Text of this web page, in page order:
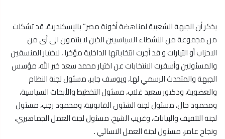
يذكر أن الجبهة الشعبية لمناهضة أخونة مصر” بالإسكندرية، قد تشكلت
من مجموعة من النشطاء السياسيين الذين لا ينتمون الى أى من
الاحزاب أو التيارات و قد أجرت انتخاباتها الداخلية مؤخرا ، لاختيار المنسقين
والمسئولين وأسفرت الانتخابات عن اختيار محمد سعد خير الله، مؤسس
الجبهة والمتحدث الرسمي لها، ويوسف جابر، مسئول لجنة النظام
والعضوية، ودكتور سعيد غلاب، مسئول التخطيط والأبحاث السياسية،
ومحمود حال، مسئول لجنة الشئون القانونية، ومحمود رجب، مسئول
لجنة التثقيف والبيانات، وغريب الشيخ، مسئول لجنة العمل الجماهيري،
ونجاح عامر، مسئول لجنة العمل النسائي .